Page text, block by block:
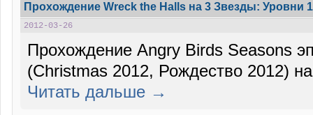
Прохождение Wreck the Halls на 3 Звезды: Уровни
2012-03-26
Прохождение Angry Birds Seasons
(Christmas 2012, Рождество 2012)
Читать дальше →